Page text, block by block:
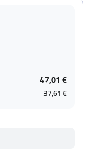
47,01 €
37,61 €